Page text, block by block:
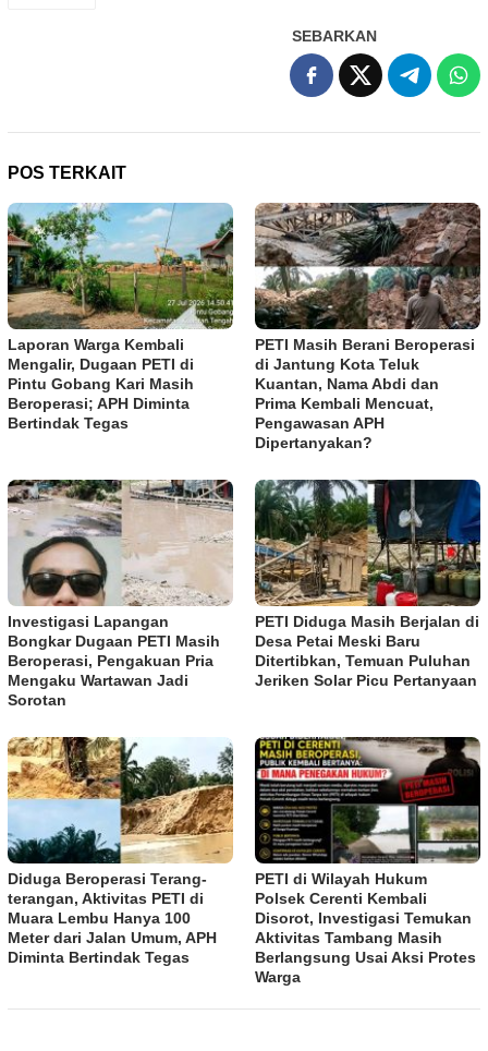
SEBARKAN
POS TERKAIT
Laporan Warga Kembali
Mengalir, Dugaan PETI di
Pintu Gobang Kari Masih
Beroperasi; APH Diminta
Bertindak Tegas
PETI Masih Berani Beroperasi
di Jantung Kota Teluk
Kuantan, Nama Abdi dan
Prima Kembali Mencuat,
Pengawasan APH
Dipertanyakan?
Investigasi Lapangan
Bongkar Dugaan PETI Masih
Beroperasi, Pengakuan Pria
Mengaku Wartawan Jadi
Sorotan
PETI Diduga Masih Berjalan di
Desa Petai Meski Baru
Ditertibkan, Temuan Puluhan
Jeriken Solar Picu Pertanyaan
Diduga Beroperasi Terang-
terangan, Aktivitas PETI di
Muara Lembu Hanya 100
Meter dari Jalan Umum, APH
Diminta Bertindak Tegas
PETI di Wilayah Hukum
Polsek Cerenti Kembali
Disorot, Investigasi Temukan
Aktivitas Tambang Masih
Berlangsung Usai Aksi Protes
Warga